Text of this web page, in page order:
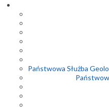
Państwowa Służba